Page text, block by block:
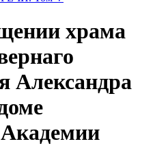
храма
Александра